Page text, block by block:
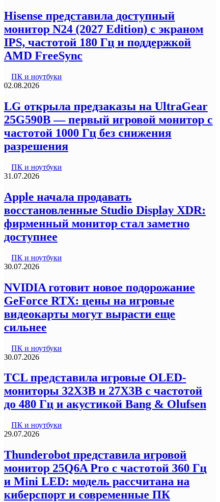
Hisense представила доступный
монитор N24 (2027 Edition) с экраном
IPS, частотой 180 Гц и поддержкой
AMD FreeSync
ПК и ноутбуки
02.08.2026
LG открыла предзаказы на UltraGear
25G590B — первый игровой монитор с
частотой 1000 Гц без снижения
разрешения
ПК и ноутбуки
31.07.2026
Apple начала продавать
восстановленные Studio Display XDR:
фирменный монитор стал заметно
доступнее
ПК и ноутбуки
30.07.2026
NVIDIA готовит новое подорожание
GeForce RTX: цены на игровые
видеокарты могут вырасти еще
сильнее
ПК и ноутбуки
30.07.2026
TCL представила игровые OLED-
мониторы 32X3B и 27X3B с частотой
до 480 Гц и акустикой Bang & Olufsen
ПК и ноутбуки
29.07.2026
Thunderobot представила игровой
монитор 25Q6A Pro с частотой 360 Гц
и Mini LED: модель рассчитана на
киберспорт и современные ПК